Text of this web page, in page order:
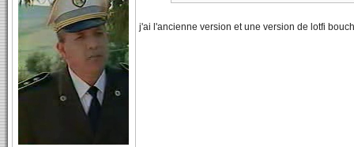
j'ai l'ancienne version et une version de lotfi